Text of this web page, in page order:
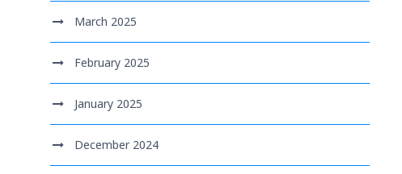
March 2025
February 2025
January 2025
December 2024